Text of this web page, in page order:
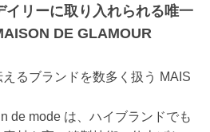
イリーに取り入れられる唯一
DEGLAMOUR
るブランドを数多く扱う MAIS
de mode は、ハイブランドでも